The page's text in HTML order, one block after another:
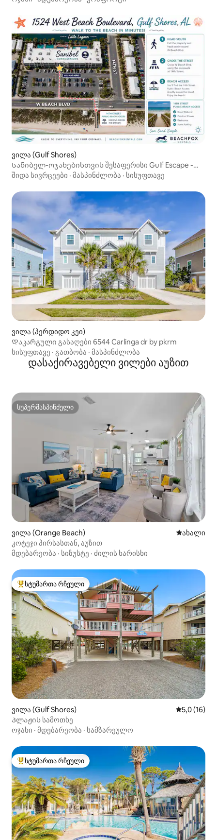
ვილა (Gulf Shores)
Სანიბელ-ოჯახებისთვის შესაფერისი Gulf Escape -
Sleeps 12
შიდა სივრცეები · მასპინძლობა · სისუფთავე
ვილა (პერდიდო კეი)
Დაკარგული გასაღები 6544 Carlinga dr by pkrm
სისუფთავე · გათბობა · მასპინძლობა
დასაქირავებელი ვილები აუზით
სუპერმასპინძელი
სუპერმასპინძელი
ვილა (Orange Beach) ახლად
ახალი
კოტეჯი პირსასთან, აუზით
მდებარეობა · სიზუსტე · ძილის ხარისხი
სტუმართა რჩეული მოწინავე ვარიანტი
სტუმართა რჩეული
ვილა (Gulf Shores) საშუალო
5,0 (16)
Პლაჟის სამოთხე
ოჯახი · მდებარეობა · სამზარეულო
სტუმართა რჩეული მოწინავე ვარიანტი
სტუმართა რჩეული